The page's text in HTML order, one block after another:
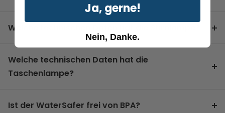
Welche technischen Daten hat die Stirnlampe?
Welche technischen Daten hat die
Taschenlampe?
Ist der WaterSafer frei von BPA?
Ja, gerne!
Nein, Danke.